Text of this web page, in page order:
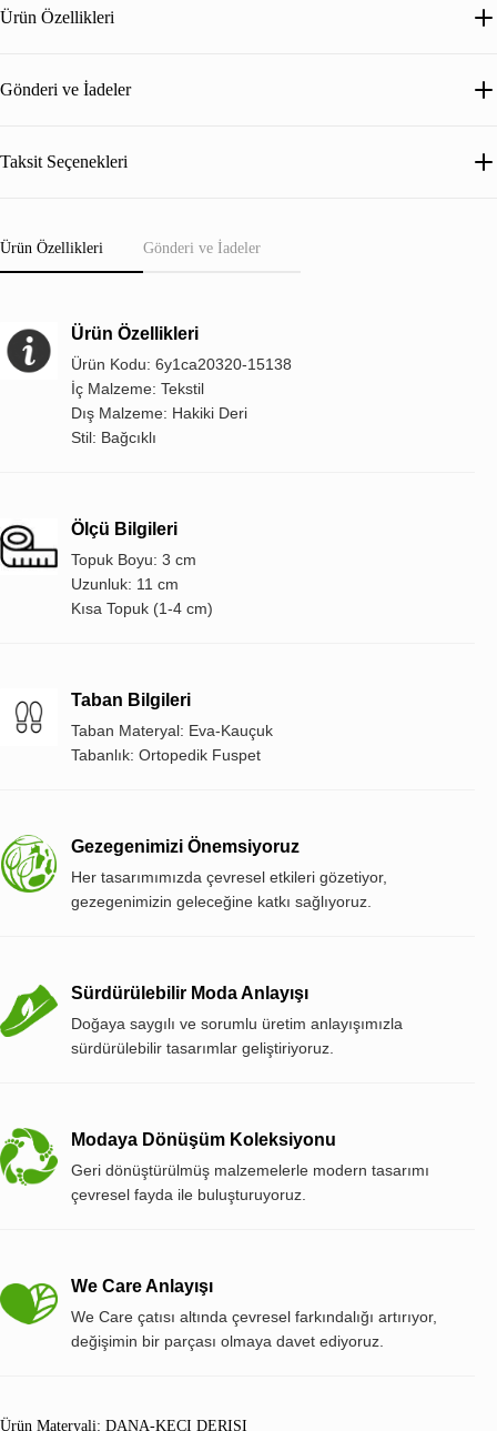
Ürün Özellikleri
Gönderi ve İadeler
Taksit Seçenekleri
Ürün Özellikleri Gönderi ve İadeler
Ürün Özellikleri
Ürün Kodu: 6y1ca20320-15138
İç Malzeme: Tekstil
Dış Malzeme: Hakiki Deri
Stil: Bağcıklı
Ölçü Bilgileri
Topuk Boyu: 3 cm
Uzunluk: 11 cm
Kısa Topuk (1-4 cm)
Taban Bilgileri
Taban Materyal: Eva-Kauçuk
Tabanlık: Ortopedik Fuspet
Gezegenimizi Önemsiyoruz
Her tasarımımızda çevresel etkileri gözetiyor,
gezegenimizin geleceğine katkı sağlıyoruz.
Sürdürülebilir Moda Anlayışı
Doğaya saygılı ve sorumlu üretim anlayışımızla
sürdürülebilir tasarımlar geliştiriyoruz.
Modaya Dönüşüm Koleksiyonu
Geri dönüştürülmüş malzemelerle modern tasarımı
çevresel fayda ile buluşturuyoruz.
We Care Anlayışı
We Care çatısı altında çevresel farkındalığı artırıyor,
değişimin bir parçası olmaya davet ediyoruz.
Ürün Materyali: DANA-KECI DERISI